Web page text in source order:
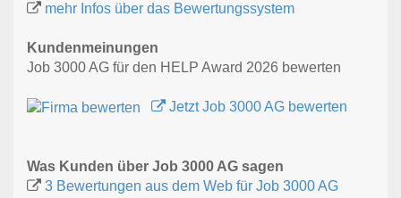
mehr Infos über das Bewertungssystem
Kundenmeinungen
Job 3000 AG für den HELP Award 2026 bewerten
Jetzt Job 3000 AG bewerten
Was Kunden über Job 3000 AG sagen
3 Bewertungen aus dem Web für Job 3000 AG